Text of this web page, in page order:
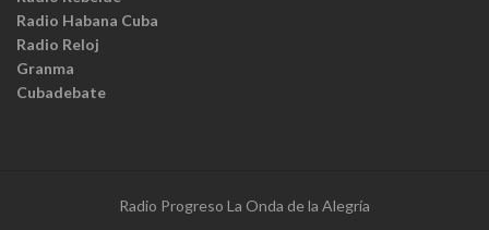
Radio Habana Cuba
Radio Reloj
Granma
Cubadebate
Radio Progreso La Onda de la Alegría